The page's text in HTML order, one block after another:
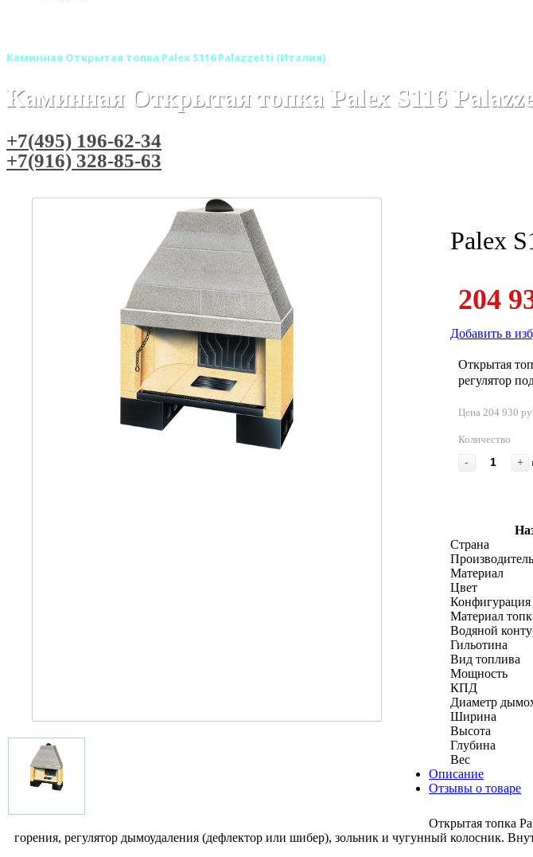
Каминная Открытая топка Palex S116 Palazzetti (Италия)
Каминная Открытая топка Palex S116
+7(495) 196-62-34
+7(916) 328-85-63
Palex
204
Добавить в
Открытая
регулятор
Цена 204 930
Количество
-
+
Страна
Производитель
Материал
Цвет
Конфигурация
Материал
Водяной
Гильотина
Вид топлива
Мощность
КПД
Диаметр
Ширина
Высота
Глубина
Вес
Описание
Отзывы о товаре
Открытая топка
горения, регулятор дымоудаления (дефлектор или шибер), зольник и чугунный колосник.